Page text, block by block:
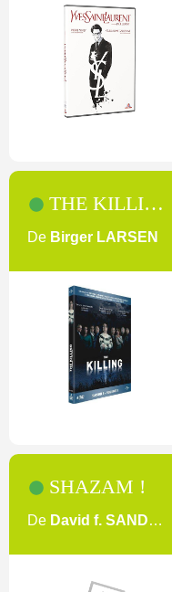
THE KILLING [1-1]
De Birger LARSEN
SHAZAM !
De David f. SANDBERG